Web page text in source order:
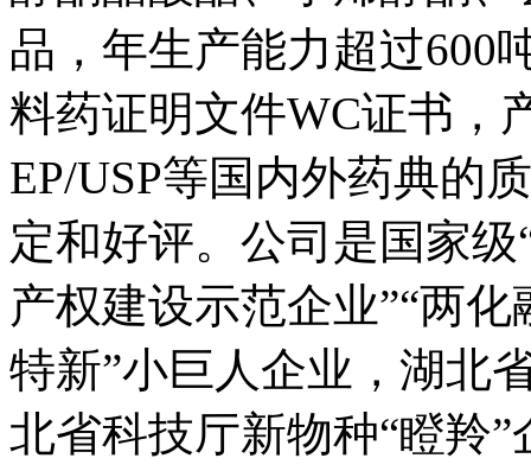
品，年生产能力超过600
料药证明文件WC证书，
EP/USP等国内外药典的
定和好评。 公司是国家级
产权建设示范企业”“两
特新”小巨人企业，湖北
北省科技厅新物种“瞪羚